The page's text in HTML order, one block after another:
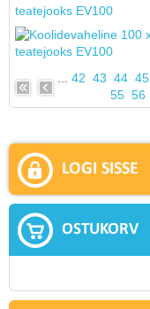
42 43 44 45
55 56
LOGI SISSE
OSTUKORV